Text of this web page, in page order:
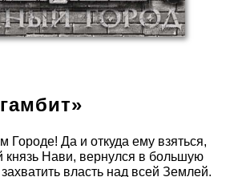
Городе! Да и откуда ему взяться,
князь Нави, вернулся в большую
власть над всей Землей.